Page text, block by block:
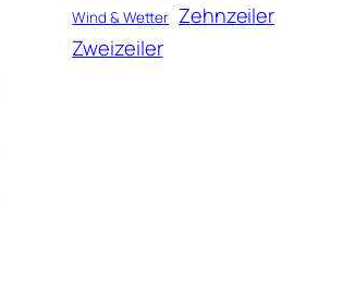
Wind & Wetter Zehnzeiler
Zweizeiler